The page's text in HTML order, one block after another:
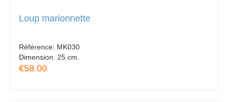
Loup marionnette
Référence: MK030
Dimension: 25 cm.
€58.00